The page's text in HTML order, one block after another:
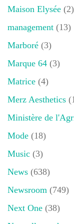
Maison Elysée (2)
management (13)
Marboré (3)
Marque 64 (3)
Matrice (4)
Merz Aesthetics
Ministère de
Mode (18)
Music (3)
News (638)
Newsroom (749)
Next One (38)